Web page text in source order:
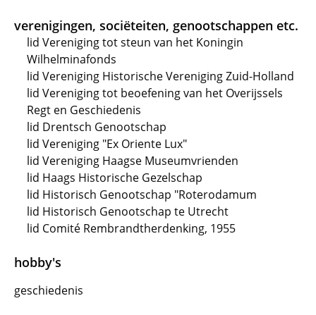
verenigingen, sociëteiten, genootschappen etc.
lid Vereniging tot steun van het Koningin
Wilhelminafonds
lid Vereniging Historische Vereniging Zuid-Holland
lid Vereniging tot beoefening van het Overijssels
Regt en Geschiedenis
lid Drentsch Genootschap
lid Vereniging "Ex Oriente Lux"
lid Vereniging Haagse Museumvrienden
lid Haags Historische Gezelschap
lid Historisch Genootschap "Roterodamum
lid Historisch Genootschap te Utrecht
lid Comité Rembrandtherdenking, 1955
hobby's
geschiedenis